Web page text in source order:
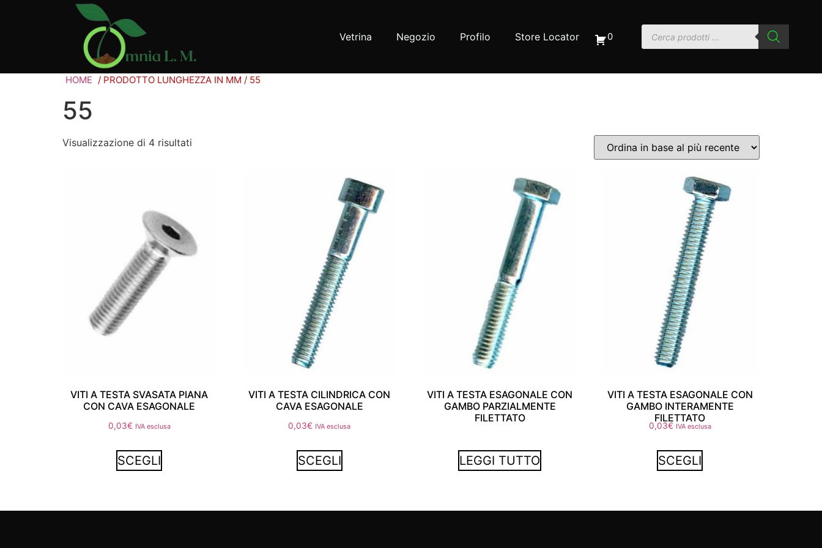
Vetrina Negozio Profilo Store Locator 0
HOME / PRODOTTO LUNGHEZZA IN MM / 55
55
Visualizzazione di 4 risultati
VITI A TESTA SVASATA PIANA
CON CAVA ESAGONALE
0,03€ IVA esclusa
SCEGLI
VITI A TESTA CILINDRICA CON
CAVA ESAGONALE
0,03€ IVA esclusa
SCEGLI
VITI A TESTA ESAGONALE CON
GAMBO PARZIALMENTE
FILETTATO
LEGGI TUTTO
VITI A TESTA ESAGONALE CON
GAMBO INTERAMENTE
FILETTATO
0,03€ IVA esclusa
SCEGLI